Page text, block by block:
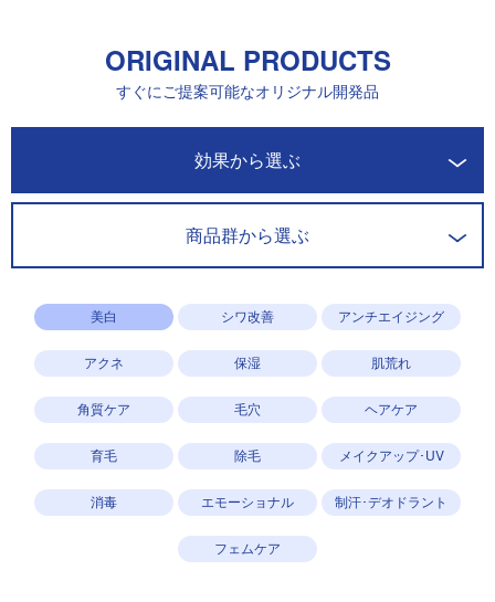
ORIGINAL PRODUCTS
すぐにご提案可能なオリジナル開発品
効果から選ぶ
商品群から選ぶ
美白 シワ改善 アンチエイジング
アクネ 保湿 肌荒れ
角質ケア 毛穴 ヘアケア
育毛 除毛 メイクアップ･UV
消毒 エモーショナル 制汗･デオドラント
フェムケア